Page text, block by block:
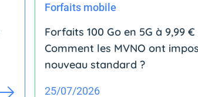
Forfaits mobile
Forfaits 100 Go en 5G à 9,99 €
Comment les MVNO ont
nouveau standard ?
25/07/2026